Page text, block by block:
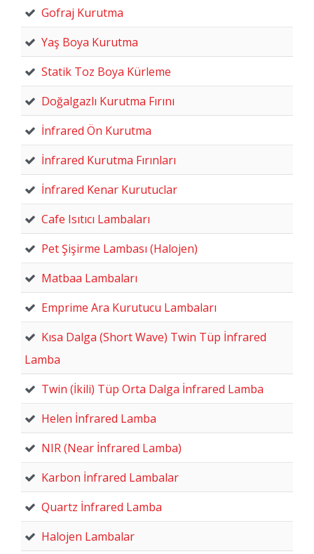
Gofraj Kurutma
Yaş Boya Kurutma
Statik Toz Boya Kürleme
Doğalgazlı Kurutma Fırını
İnfrared Ön Kurutma
İnfrared Kurutma Fırınları
İnfrared Kenar Kurutuclar
Cafe Isıtıcı Lambaları
Pet Şişirme Lambası (Halojen)
Matbaa Lambaları
Emprime Ara Kurutucu Lambaları
Kısa Dalga (Short Wave) Twin Tüp İnfrared
Lamba
Twin (İkili) Tüp Orta Dalga İnfrared Lamba
Helen İnfrared Lamba
NIR (Near İnfrared Lamba)
Karbon İnfrared Lambalar
Quartz İnfrared Lamba
Halojen Lambalar